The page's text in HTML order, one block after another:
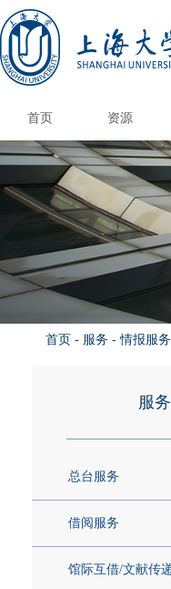
首页 资源
电子资源
纸本资源
国内外图书馆
首页 - 服务 -情报服务
服务
总台服务
借阅服务
馆际互借/文献传